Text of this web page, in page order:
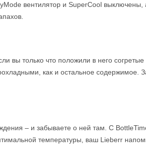
вентилятор и SuperCool
вы только что положили в него
как и остальное содержимое.
– и забываете о ней там. С
температуры, ваш Lieberr